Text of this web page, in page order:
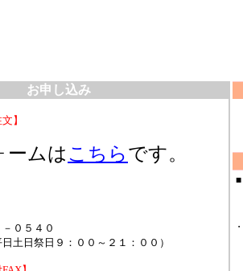
お申し込み
】
ームはこちらです。
０５４０
日９：００～２１：００）
■
・